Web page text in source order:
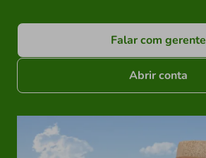
Falar com gerente
Abrir conta